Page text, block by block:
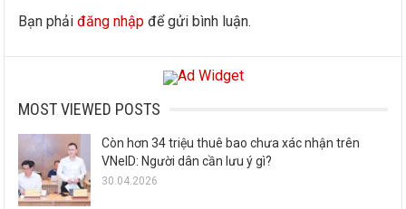
Bạn phảiđăng nhập để gửi bình luận.
MOST VIEWED POSTS
Còn hơn 34 triệu thuê bao chưa xác nhận trên
VNeID: Người dân cần lưu ý gì?
30.04.2026